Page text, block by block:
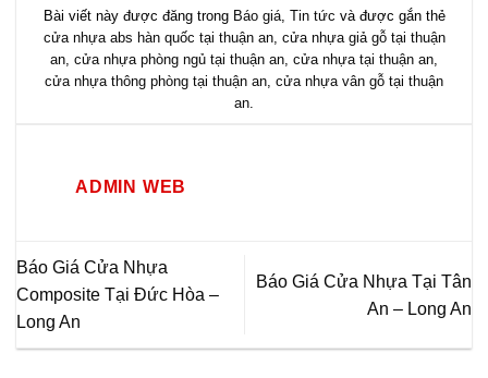
Bài viết này được đăng trong Báo giá, Tin tức và được gắn thẻ
cửa nhựa abs hàn quốc tại thuận an, cửa nhựa giả gỗ tại thuận
an, cửa nhựa phòng ngủ tại thuận an, cửa nhựa tại thuận an,
cửa nhựa thông phòng tại thuận an, cửa nhựa vân gỗ tại thuận
an.
ADMIN WEB
Báo Giá Cửa Nhựa
Composite Tại Đức Hòa –
Long An
Báo Giá Cửa Nhựa Tại Tân
An – Long An